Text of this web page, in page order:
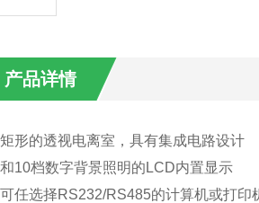
产品详情
矩形的透视电离室，具有集成电路设计
和10档数字背景照明的LCD内置显示
可任选择RS232/RS485的计算机或打印